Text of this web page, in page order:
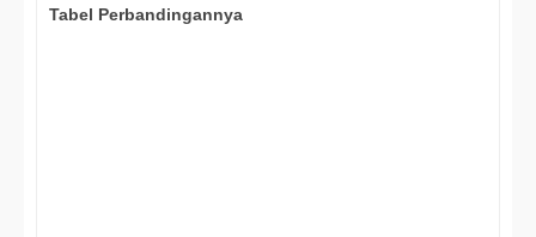
Tabel Perbandingannya